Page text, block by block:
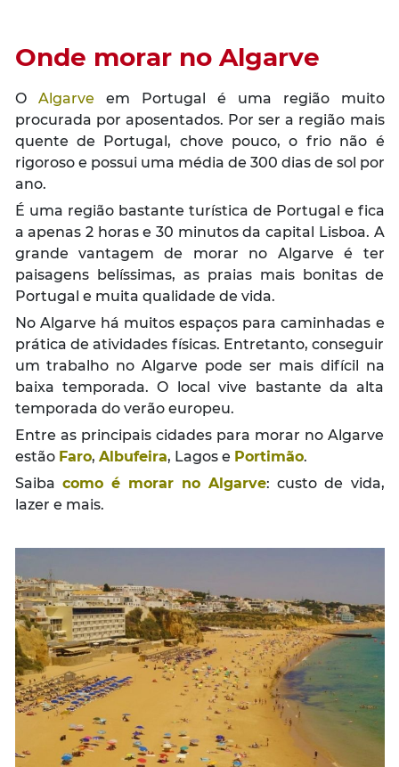
Onde morar no Algarve
O Algarve em Portugal é uma região muito
procurada por aposentados. Por ser a região mais
quente de Portugal, chove pouco, o frio não é
rigoroso e possui uma média de 300 dias de sol por
ano.
É uma região bastante turística de Portugal e fica
a apenas 2 horas e 30 minutos da capital Lisboa. A
grande vantagem de morar no Algarve é ter
paisagens belíssimas, as praias mais bonitas de
Portugal e muita qualidade de vida.
No Algarve há muitos espaços para caminhadas e
prática de atividades físicas. Entretanto, conseguir
um trabalho no Algarve pode ser mais difícil na
baixa temporada. O local vive bastante da alta
temporada do verão europeu.
Entre as principais cidades para morar no Algarve
estão Faro, Albufeira, Lagos e Portimão.
Saiba como é morar no Algarve: custo de vida,
lazer e mais.